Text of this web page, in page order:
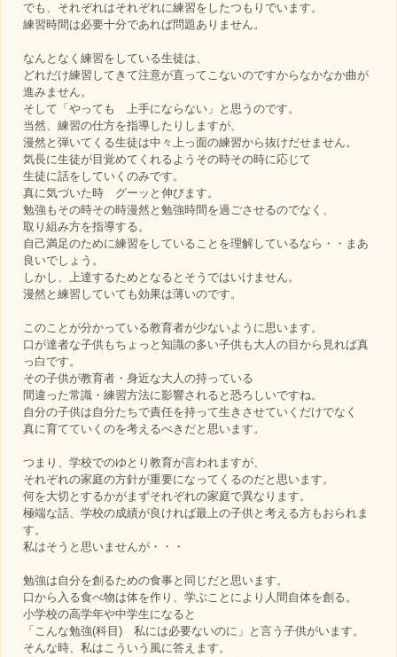
でも、それぞれはそれぞれに練習をしたつもりでいます。
練習時間は必要十分であれば問題ありません。
なんとなく練習をしている生徒は、
どれだけ練習してきて注意が直ってこないのですからなかなか曲が
進みません。
そして「やっても 上手にならない」と思うのです。
当然、練習の仕方を指導したりしますが、
漫然と弾いてくる生徒は中々上っ面の練習から抜けだせません。
気長に生徒が目覚めてくれるようその時その時に応じて
生徒に話をしていくのみです。
真に気づいた時 グーッと伸びます。
勉強もその時その時漫然と勉強時間を過ごさせるのでなく、
取り組み方を指導する。
自己満足のために練習をしていることを理解しているなら・・まあ
良いでしょう。
しかし、上達するためとなるとそうではいけません。
漫然と練習していても効果は薄いのです。
このことが分かっている教育者が少ないように思います。
口が達者な子供もちょっと知識の多い子供も大人の目から見れば真
っ白です。
その子供が教育者・身近な大人の持っている
間違った常識・練習方法に影響されると恐ろしいですね。
自分の子供は自分たちで責任を持って生きさせていくだけでなく
真に育てていくのを考えるべきだと思います。
つまり、学校でのゆとり教育が言われますが、
それぞれの家庭の方針が重要になってくるのだと思います。
何を大切とするかがまずそれぞれの家庭で異なります。
極端な話、学校の成績が良ければ最上の子供と考える方もおられま
す。
私はそうと思いませんが・・・
勉強は自分を創るための食事と同じだと思います。
口から入る食べ物は体を作り、学ぶことにより人間自体を創る。
小学校の高学年や中学生になると
「こんな勉強(科目) 私には必要ないのに」と言う子供がいます。
そんな時、私はこういう風に答えます。